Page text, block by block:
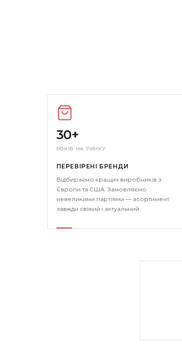
30+
РОКІВ НА РИНКУ
ПЕРЕВІРЕНІ БРЕНДИ
Відбираємо кращих виробників з
Європи та США. Замовляємо
невеликими партіями — асортимент
завжди свіжий і актуальний.